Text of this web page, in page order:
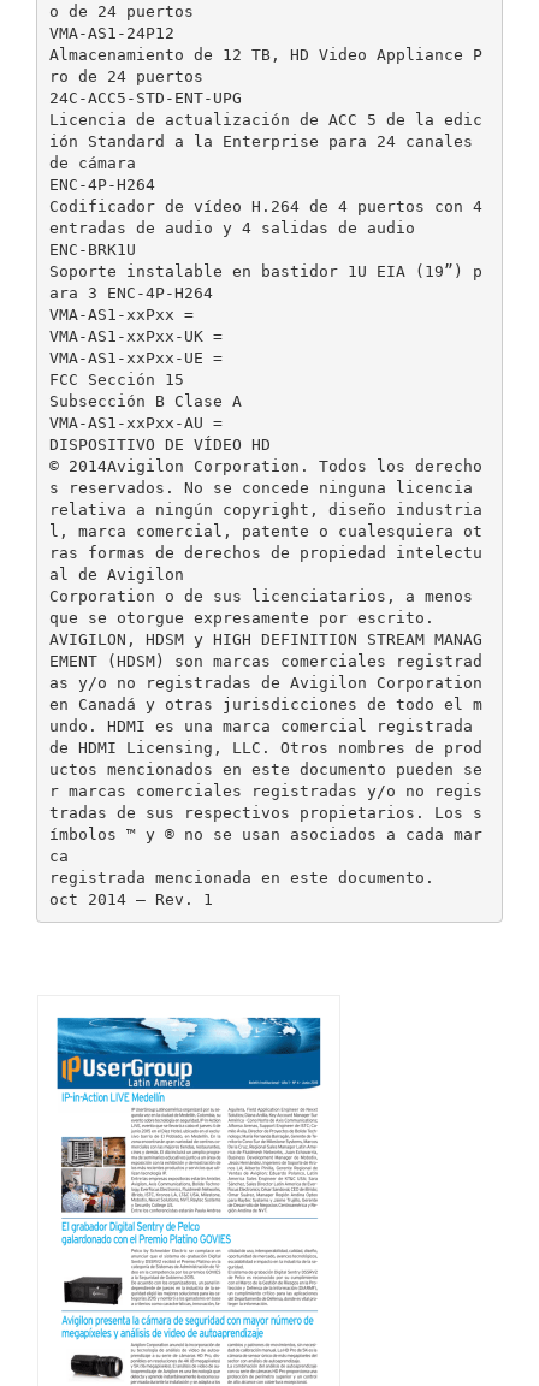
o de 24 puertos
VMA-AS1-24P12
Almacenamiento de 12 TB, HD Video Appliance P
ro de 24 puertos
24C-ACC5-STD-ENT-UPG
Licencia de actualización de ACC 5 de la edic
ión Standard a la Enterprise para 24 canales
de cámara
ENC-4P-H264
Codificador de vídeo H.264 de 4 puertos con 4
entradas de audio y 4 salidas de audio
ENC-BRK1U
Soporte instalable en bastidor 1U EIA (19”) p
ara 3 ENC-4P-H264
VMA-AS1-xxPxx =
VMA-AS1-xxPxx-UK =
VMA-AS1-xxPxx-UE =
FCC Sección 15
Subsección B Clase A
VMA-AS1-xxPxx-AU =
DISPOSITIVO DE VÍDEO HD
© 2014 Avigilon Corporation. Todos los derecho
s reservados. No se concede ninguna licencia
relativa a ningún copyright, diseño industria
l, marca comercial, patente o cualesquiera ot
ras formas de derechos de propiedad intelectu
al de Avigilon
Corporation o de sus licenciatarios, a menos
que se otorgue expresamente por escrito.
AVIGILON, HDSM y HIGH DEFINITION STREAM MANAG
EMENT (HDSM) son marcas comerciales registrad
as y/o no registradas de Avigilon Corporation
en Canadá y otras jurisdicciones de todo el m
undo. HDMI es una marca comercial registrada
de HDMI Licensing, LLC. Otros nombres de prod
uctos mencionados en este documento pueden se
r marcas comerciales registradas y/o no regis
tradas de sus respectivos propietarios. Los s
ímbolos ™ y ® no se usan asociados a cada mar
ca
registrada mencionada en este documento.